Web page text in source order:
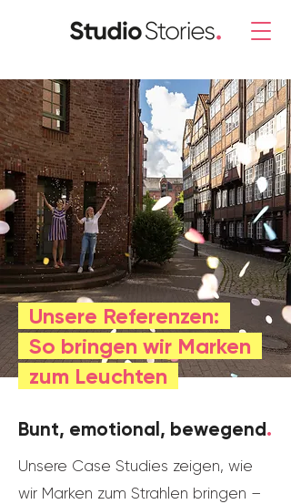
Unsere Referenzen:
So bringen wir Marken
zum Leuchten
Bunt, emotional, bewegend.
Unsere Case Studies zeigen, wie
wir Marken zum Strahlen bringen –